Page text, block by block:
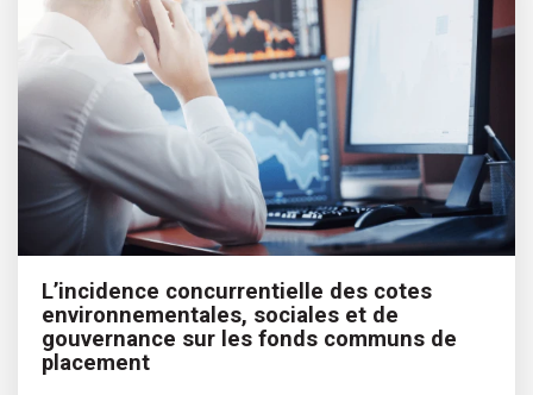
L’incidence concurrentielle des cotes
environnementales, sociales et de
gouvernance sur les fonds communs de
placement